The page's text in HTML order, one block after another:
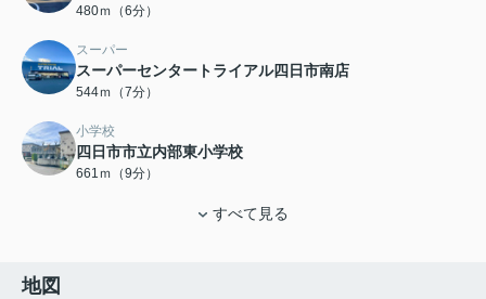
480ｍ（6分）
スーパー
スーパーセンタートライアル四日市南店
544ｍ（7分）
小学校
四日市市立内部東小学校
661ｍ（9分）
すべて見る
地図